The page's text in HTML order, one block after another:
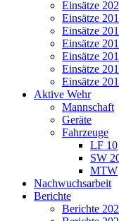
Einsätze
Einsätze
Einsätze
Einsätze
Einsätze
Einsätze
Einsätze
Aktive Wehr
Mannschaft
Geräte
Fahrzeuge
LF 10
SW
MTW
Nachwuchsarbeit
Berichte
Berichte